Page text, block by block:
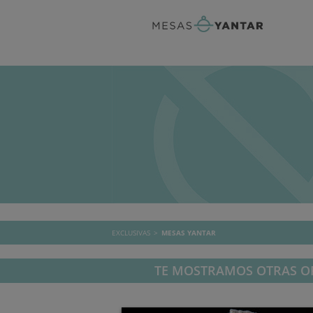
EXCLUSIVAS MESAS YANTAR
TE MOSTRAMOS OTRAS